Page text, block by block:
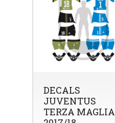
DECALS
JUVENTUS
TERZA MAGLIA